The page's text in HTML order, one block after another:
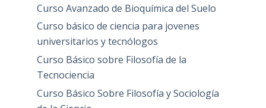
Curso Avanzado de Bioquímica del Suelo
Curso básico de ciencia para jovenes
universitarios y tecnólogos
Curso Básico sobre Filosofía de la
Tecnociencia
Curso Básico Sobre Filosofía y Sociología